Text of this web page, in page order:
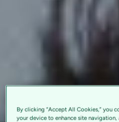
By clicking “Accept All Cookies,” you
your device to enhance site navigation,